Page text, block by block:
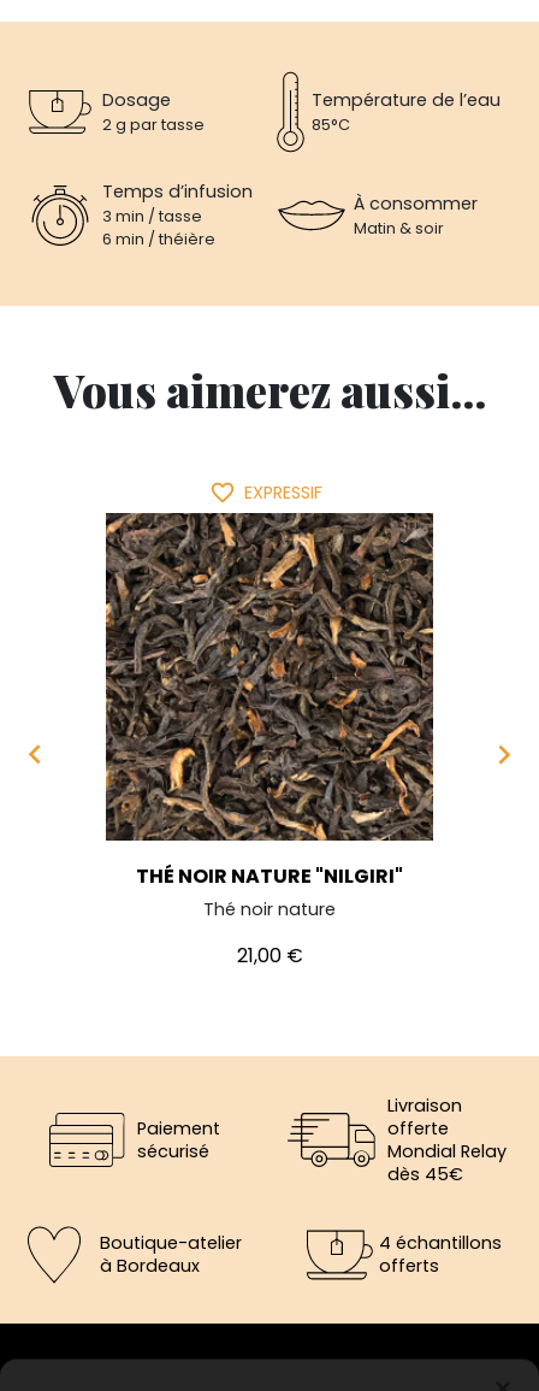
Dosage
2 g par tasse
Température de l’eau
85°C
Temps d’infusion
3 min / tasse
6 min / théière
À consommer
Matin & soir
Vous aimerez aussi...

favorite_border EXPRESSIF
THÉ NOIR NATURE "NILGIRI"
Thé noir nature
Prix
21,00 €

Paiement
sécurisé
Livraison
offerte
Mondial Relay
dès 45€
Boutique-atelier
à Bordeaux
4 échantillons
offerts
×